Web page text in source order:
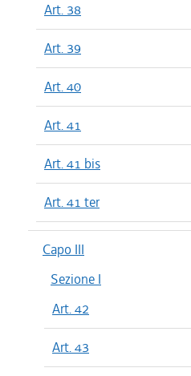
Art. 38
Art. 39
Art. 40
Art. 41
Art. 41 bis
Art. 41 ter
Capo III
Sezione I
Art. 42
Art. 43